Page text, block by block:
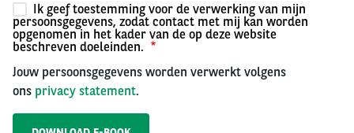
Ik geef toestemming voor de verwerking van mijn
persoonsgegevens, zodat contact met mij kan worden
opgenomen in het kader van de op deze website
beschreven doeleinden.
Jouw persoonsgegevens worden verwerkt volgens
ons privacy statement.